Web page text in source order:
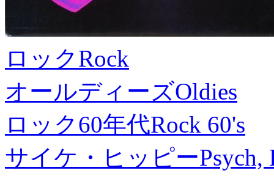
ロックRock
オールディーズOldies
ロック60年代Rock 60's
サイケ・ヒッピーPsych,